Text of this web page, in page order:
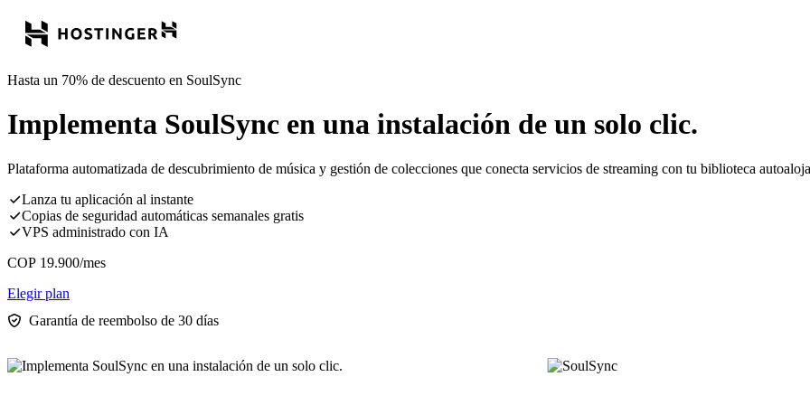
Hasta un 70% de descuento en SoulSync
Implementa SoulSync en una instalación de un solo clic.
Plataforma automatizada de descubrimiento de música y gestión de colecciones que conecta servicios de streaming con tu biblioteca
Lanza tu aplicación al instante
Copias de seguridad automáticas semanales gratis
VPS administrado con IA
COP 19.900/mes
Elegir plan
Garantía de reembolso de 30 días